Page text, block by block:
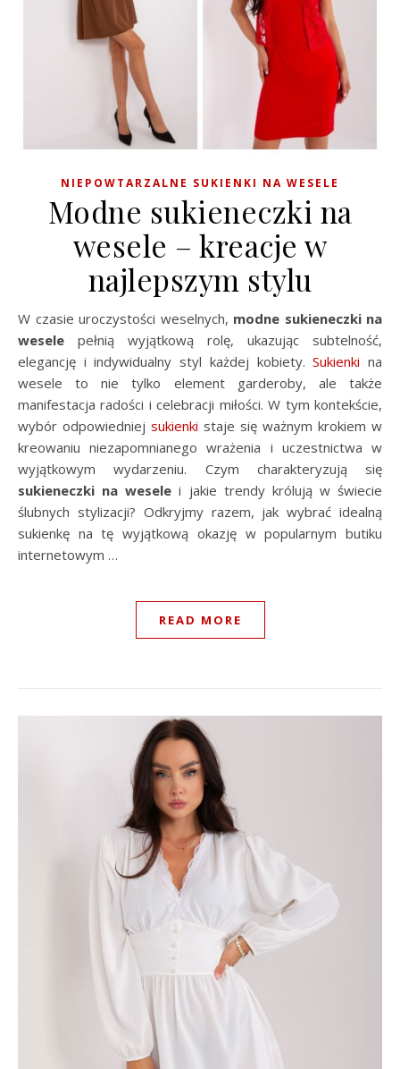
NIEPOWTARZALNE SUKIENKI NA WESELE
Modne sukieneczki na
wesele – kreacje w
najlepszym stylu
W czasie uroczystości weselnych, modne sukieneczki na
wesele pełnią wyjątkową rolę, ukazując subtelność,
elegancję i indywidualny styl każdej kobiety.Sukienki na
wesele to nie tylko element garderoby, ale także
manifestacja radości i celebracji miłości. W tym kontekście,
wybór odpowiedniej sukienki staje się ważnym krokiem w
kreowaniu niezapomnianego wrażenia i uczestnictwa w
wyjątkowym wydarzeniu. Czym charakteryzują się
sukieneczki na wesele i jakie trendy królują w świecie
ślubnych stylizacji? Odkryjmy razem, jak wybrać idealną
sukienkę na tę wyjątkową okazję w popularnym butiku
internetowym …
READ MORE